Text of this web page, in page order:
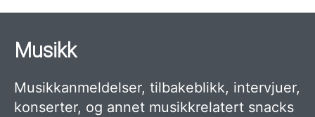
Musikk
Musikkanmeldelser, tilbakeblikk, intervjuer,
konserter, og annet musikkrelatert snacks